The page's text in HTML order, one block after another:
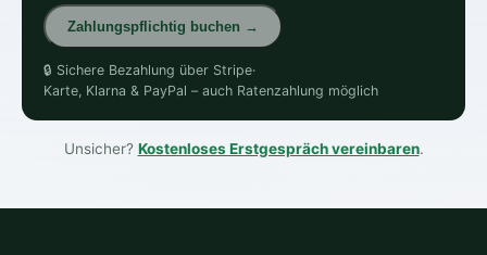
Zahlungspflichtig buchen →
🔒 Sichere Bezahlung über Stripe·
Karte, Klarna & PayPal – auch Ratenzahlung möglich
Unsicher? Kostenloses Erstgespräch vereinbaren.